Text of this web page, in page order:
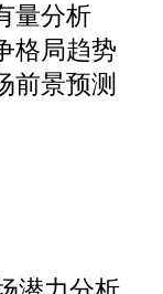
量分析
格局趋势
前景预测